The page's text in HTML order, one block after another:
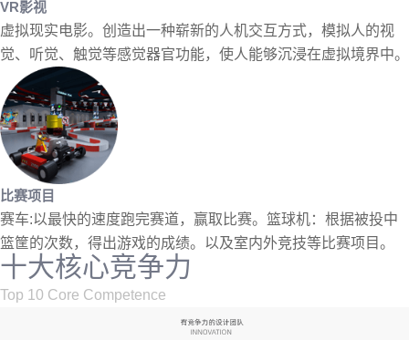
VR影视
虚拟现实电影。创造出一种崭新的人机交互方式，模拟人的视
觉、听觉、触觉等感觉器官功能，使人能够沉浸在虚拟境界中。
比赛项目
赛车:以最快的速度跑完赛道，赢取比赛。篮球机：根据被投中
篮筐的次数，得出游戏的成绩。以及室内外竞技等比赛项目。
十大核心竞争力
Top 10 Core Competence